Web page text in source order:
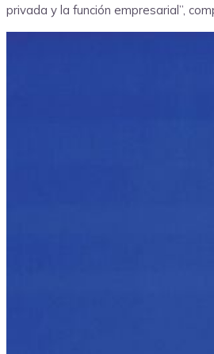
privada y la función empresarial”,